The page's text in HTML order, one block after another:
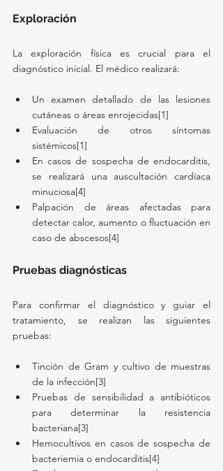
Exploración
La exploración física es crucial para el
diagnóstico inicial. El médico realizará:
Un examen detallado de las lesiones
cutáneas o áreas enrojecidas[1]
Evaluación de otros síntomas
sistémicos[1]
En casos de sospecha de endocarditis,
se realizará una auscultación cardíaca
minuciosa[4]
Palpación de áreas afectadas para
detectar calor, aumento o fluctuación en
caso de abscesos[4]
Pruebas diagnósticas
Para confirmar el diagnóstico y guiar el
tratamiento, se realizan las siguientes
pruebas:
Tinción de Gram y cultivo de muestras
de la infección[3]
Pruebas de sensibilidad a antibióticos
para determinar la resistencia
bacteriana[3]
Hemocultivos en casos de sospecha de
bacteriemia o endocarditis[4]